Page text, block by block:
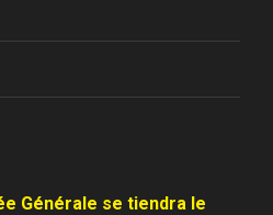
Générale se tiendra le